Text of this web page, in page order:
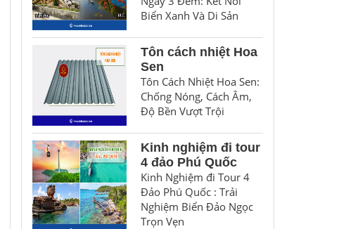
Biển Xanh Và Di Sản
Tôn cách nhiệt Hoa
Sen
Tôn Cách Nhiệt Hoa Sen:
Chống Nóng, Cách Âm,
Độ Bền Vượt Trội
Kinh nghiệm đi tour
4 đảo Phú Quốc
Kinh Nghiệm đi Tour 4
Đảo Phú Quốc : Trải
Nghiệm Biển Đảo Ngọc
Trọn Vẹn